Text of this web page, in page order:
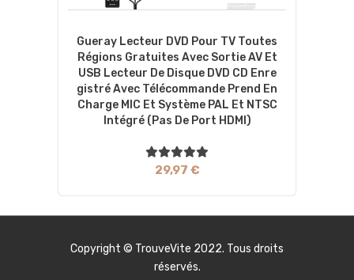
Gueray Lecteur DVD Pour TV Toutes
Régions Gratuites Avec Sortie AV Et
USB Lecteur De Disque DVD CD Enre
Gistré Avec Télécommande Prend En
Charge MIC Et Système PAL Et NTSC
Intégré (Pas De Port HDMI)
29,97 €
Copyright © TrouveVite 2022. Tous droits
réservés.